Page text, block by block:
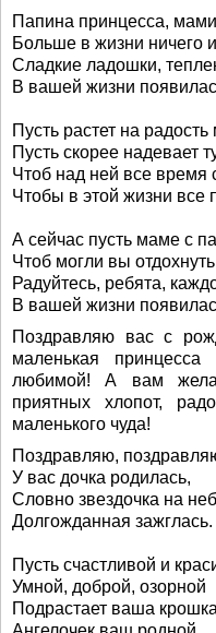
Папина принцесса,
Больше в жизни ничего
Сладкие ладошки,
В вашей жизни
Пусть растет на
Пусть скорее надевает
Чтоб над ней все время
Чтобы в этой жизни все
А сейчас пусть маме с
Чтоб могли вы
Радуйтесь, ребята,
В вашей жизни
Поздравляю вас с
маленькая принцесса
любимой! А вам
приятных хлопот,
маленького чуда!
Поздравляю,
У вас дочка родилась,
Словно звездочка на
Долгожданная зажглась.
Пусть счастливой и
Умной, доброй, озорной
Подрастает ваша